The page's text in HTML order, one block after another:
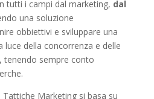
tutti i campi dal marketing, dal
una soluzione
obbiettivi e sviluppare una
luce della concorrenza e delle
tenendo sempre conto
Marketing si basa su